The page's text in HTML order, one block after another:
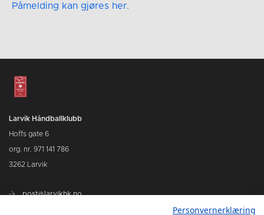
Påmelding kan gjøres her.
Larvik Håndballklubb
Hoffs gate 6
org. nr. 971 141 786
3262 Larvik
post@larvikhk.no
Personvernerklæring